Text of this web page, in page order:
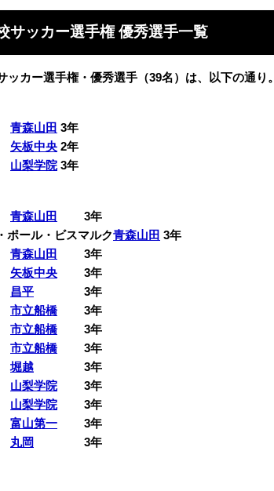
サッカー選手権 優秀選手一覧
ッカー選手権・優秀選手（39名）は、以下の通り。
青森山田 3年
矢板中央 2年
山梨学院3年
青森山田
3年
ポール・ビスマルク青森山田 3年
青森山田
3年
矢板中央 3年
昌平 3年
市立船橋 3年
市立船橋 3年
市立船橋 3年
堀越 3年
山梨学院3年
山梨学院3年
富山第一 3年
丸岡 3年